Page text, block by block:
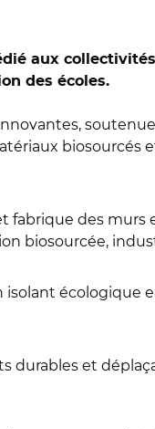
aux
des écoles.
biosourcés
fabrique des
biosourcée,
écologique
durables et